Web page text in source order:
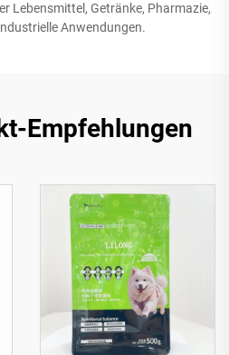
Lebensmittel, Getränke, Pharmazie,
Anwendungen.
Empfehlungen